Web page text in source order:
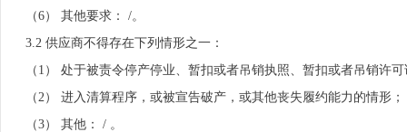
（6） 其他要求： /。
3.2 供应商不得存在下列情形之一：
（1） 处于被责令停产停业、暂扣或者吊销执照、暂扣或者吊销许
（2） 进入清算程序，或被宣告破产，或其他丧失履约能力的情形；
（3） 其他： / 。